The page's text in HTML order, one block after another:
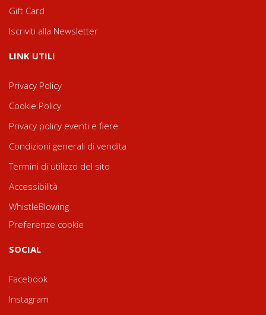
Gift Card
Iscriviti alla Newsletter
LINK UTILI
Privacy Policy
Cookie Policy
Privacy policy eventi e fiere
Condizioni generali di vendita
Termini di utilizzo del sito
Accessibilità
WhistleBlowing
Preferenze cookie
SOCIAL
Facebook
Instagram